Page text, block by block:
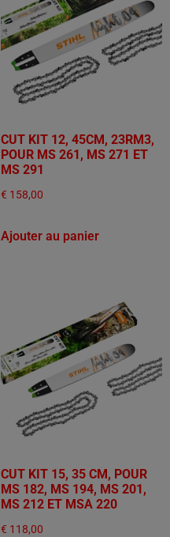
CUT KIT 12, 45CM, 23RM3,
POUR MS 261, MS 271 ET
MS 291
€ 158,00
Ajouter au panier
CUT KIT 15, 35 CM, POUR
MS 182, MS 194, MS 201,
MS 212 ET MSA 220
€ 118,00